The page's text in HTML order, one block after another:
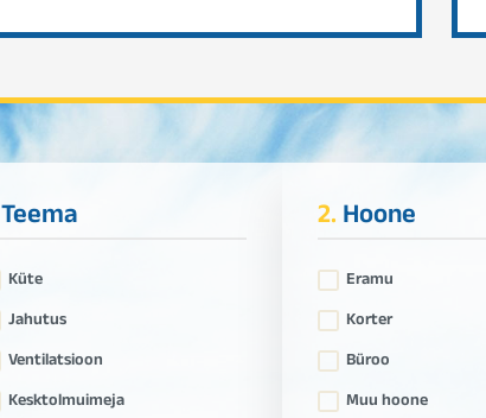
Teema
Küte
Jahutus
Ventilatsioon
Kesktolmuimeja
2.Hoone
Eramu
Korter
Büroo
Muu hoone